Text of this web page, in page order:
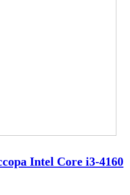
Intel Core i3-4160